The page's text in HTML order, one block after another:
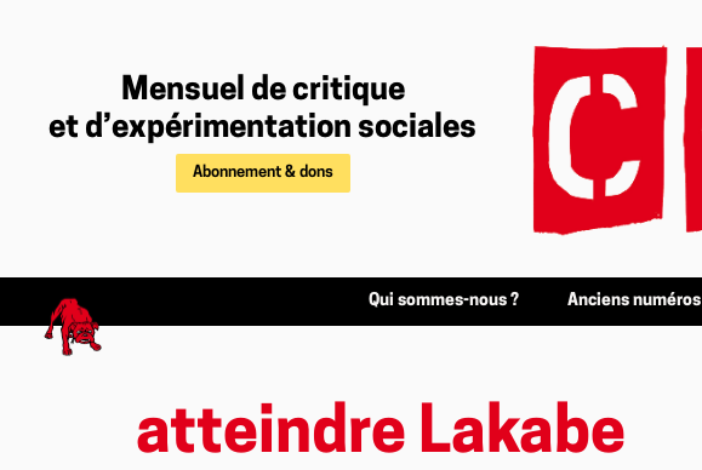
Mensuel de critique
et d’expérimentation sociales
Abonnement & dons
Qui sommes-nous ? Anciens numéros
atteindre Lakabe